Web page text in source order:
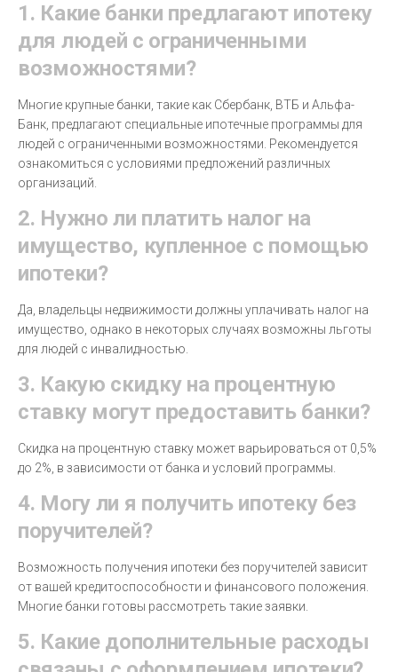
1. Какие банки предлагают ипотеку
для людей с ограниченными
возможностями?
Многие крупные банки, такие как Сбербанк, ВТБ и Альфа-
Банк, предлагают специальные ипотечные программы для
людей с ограниченными возможностями. Рекомендуется
ознакомиться с условиями предложений различных
организаций.
2. Нужно ли платить налог на
имущество, купленное с помощью
ипотеки?
Да, владельцы недвижимости должны уплачивать налог на
имущество, однако в некоторых случаях возможны льготы
для людей с инвалидностью.
3. Какую скидку на процентную
ставку могут предоставить банки?
Скидка на процентную ставку может варьироваться от 0,5%
до 2%, в зависимости от банка и условий программы.
4. Могу ли я получить ипотеку без
поручителей?
Возможность получения ипотеки без поручителей зависит
от вашей кредитоспособности и финансового положения.
Многие банки готовы рассмотреть такие заявки.
5. Какие дополнительные расходы